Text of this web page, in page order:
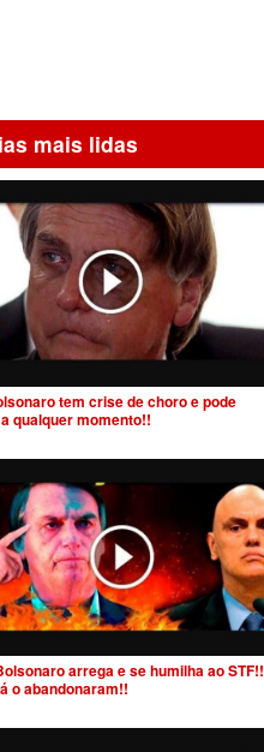
mais lidas
tem crise de choro e pode
qualquer momento!!
arrega e se humilha ao STF!!
o abandonaram!!